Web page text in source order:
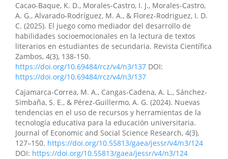
Cacao-Baque, K. D., Morales-Castro, I. J., Morales-Castro,
A. G., Alvarado-Rodríguez, M. A., & Florez-Rodriguez, I. D.
C. (2025). El juego como mediador del desarrollo de
habilidades socioemocionales en la lectura de textos
literarios en estudiantes de secundaria. Revista Científica
Zambos, 4(3), 138-150.
https://doi.org/10.69484/rcz/v4/n3/137 DOI:
https://doi.org/10.69484/rcz/v4/n3/137
Cajamarca-Correa, M. A., Cangas-Cadena, A. L., Sánchez-
Simbaña, S. E., & Pérez-Guillermo, A. G. (2024). Nuevas
tendencias en el uso de recursos y herramientas de la
tecnología educativa para la educación universitaria.
Journal of Economic and Social Science Research, 4(3),
127–150. https://doi.org/10.55813/gaea/jessr/v4/n3/124
DOI: https://doi.org/10.55813/gaea/jessr/v4/n3/124